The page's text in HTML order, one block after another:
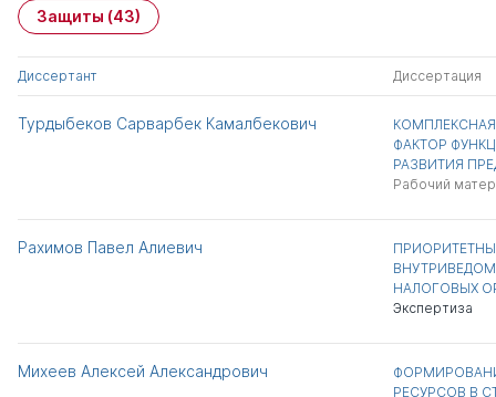
Защиты (43)
Диссертант Диссертация
Турдыбеков Сарварбек Камалбекович
ФАКТОР
РАЗВИТИЯ
Рабочий
Рахимов Павел Алиевич
НАЛОГОВЫХ
Экспертиза
Михеев Алексей Александрович
РЕСУРСОВ В